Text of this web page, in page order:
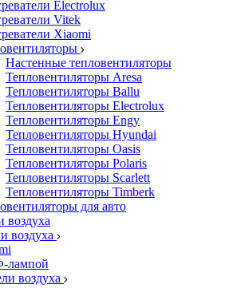
Electrolux
Vitek
Xiaomi
Настенные тепловентиляторы
Тепловентиляторы Aresa
Тепловентиляторы Ballu
Тепловентиляторы Electrolux
Тепловентиляторы Engy
Тепловентиляторы Hyundai
Тепловентиляторы Oasis
Тепловентиляторы Polaris
Тепловентиляторы Scarlett
Тепловентиляторы Timberk
для авто
воздуха
воздуха
лампой
воздуха